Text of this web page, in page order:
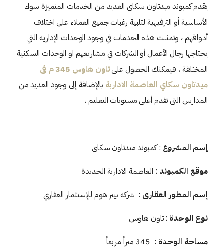
يقدم كمبوند ميدتاون سكاي العديد من الخدمات المتميزة سواء
الأساسية أو الترفيهية لتلبية رغبات جميع العملاء على اختلاف
أذواقهم ، وتمثلت هذه الخدمات في وجود الوحدات الإدارية التي
يحتاجها رجال الأعمال أو الشركات في مشاريعهم او الوحدات السكنية
المختلفة ، فيمكنك الحصول على
تاون هاوس 345 م فى
ميدتاون سكاي العاصمة الادارية بالإضافة إلى وجود العديد من
المدارس التي تقدم أعلى مستويات التعليم .
إسم المشروع : كمبوند ميدتاون سكاي
موقع الكمبوند : العاصمة الادارية الجديدة
إسم المطور العقارى : شركة بيتر هوم للإستثمار العقاري
نوع الوحدة : تاون هاوس
مساحة الوحدة : 345 متراً مربعاً